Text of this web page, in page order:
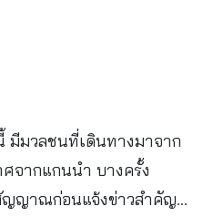
มีมวลชนที่เดินทางมาจาก
จากแกนนำ บางครั้ง
ญญาณก่อนแจ้งข่าวสำคัญ…